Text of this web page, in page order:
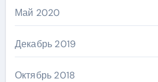
Май 2020
Декабрь 2019
Октябрь 2018